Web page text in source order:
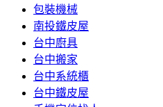
包裝機械
南投鐵皮屋
台中廚具
台中搬家
台中系統櫃
台中鐵皮屋